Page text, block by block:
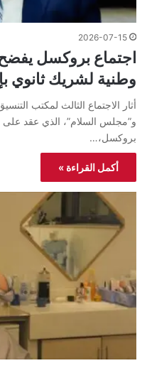
2026-07-15
اجتماع بروكسل
وطنية لشريك ثانوي
أثار الاجتماع الثالث لمكتب
و”مجلس السلام”، الذي عقد
بروكسل،…
أكمل القراءة »